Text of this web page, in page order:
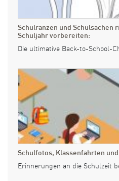
Schulranzen und Schulsachen
Schuljahr vorbereiten:
Die ultimative Back-to-School-
Schulfotos, Klassenfahrten
Erinnerungen an die Schulzeit